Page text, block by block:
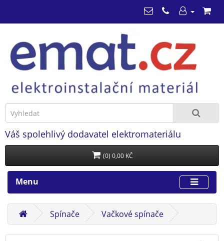
Váš spolehlivý dodavatel elektromateriálu
(0) 0,00 KČ
Menu
Spínače Vačkové spínače